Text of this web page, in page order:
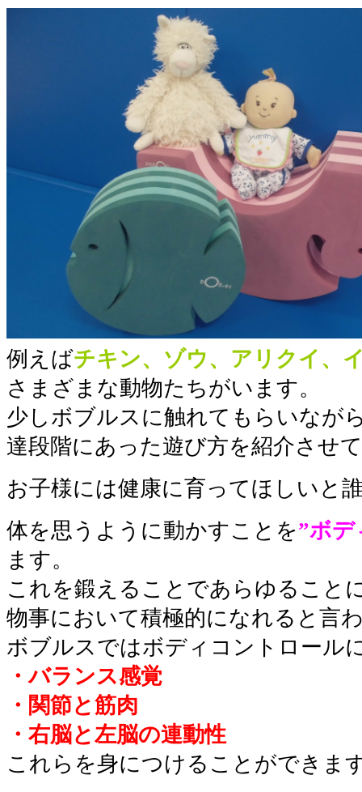
例えばチキン、ゾウ、アリクイ、
さまざまな動物たちがいます。
少しボブルスに触れてもらいなが
達段階にあった遊び方を紹介させ
お子様には健康に育ってほしいと
体を思うように動かすことを”ボデ
ます。
これを鍛えることであらゆること
物事において積極的になれると言
ボブルスではボディコントロール
・バランス感覚
・関節と筋肉
・右脳と左脳の連動性
これらを身につけることができま